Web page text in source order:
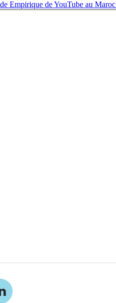
Empirique de YouTube au Maroc